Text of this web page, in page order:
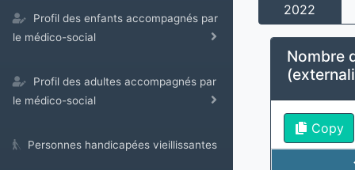
Profil des enfants accompagnés par
le médico-social
Profil des adultes accompagnés par
le médico-social
Personnes handicapées vieillissantes
2022
Nombre
Copy